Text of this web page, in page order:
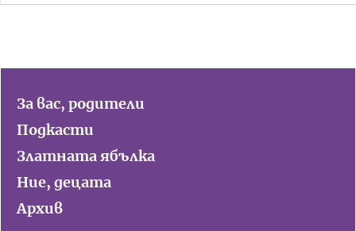
За вас, родители
Подкасти
Златната ябълка
Ние, децата
Архив